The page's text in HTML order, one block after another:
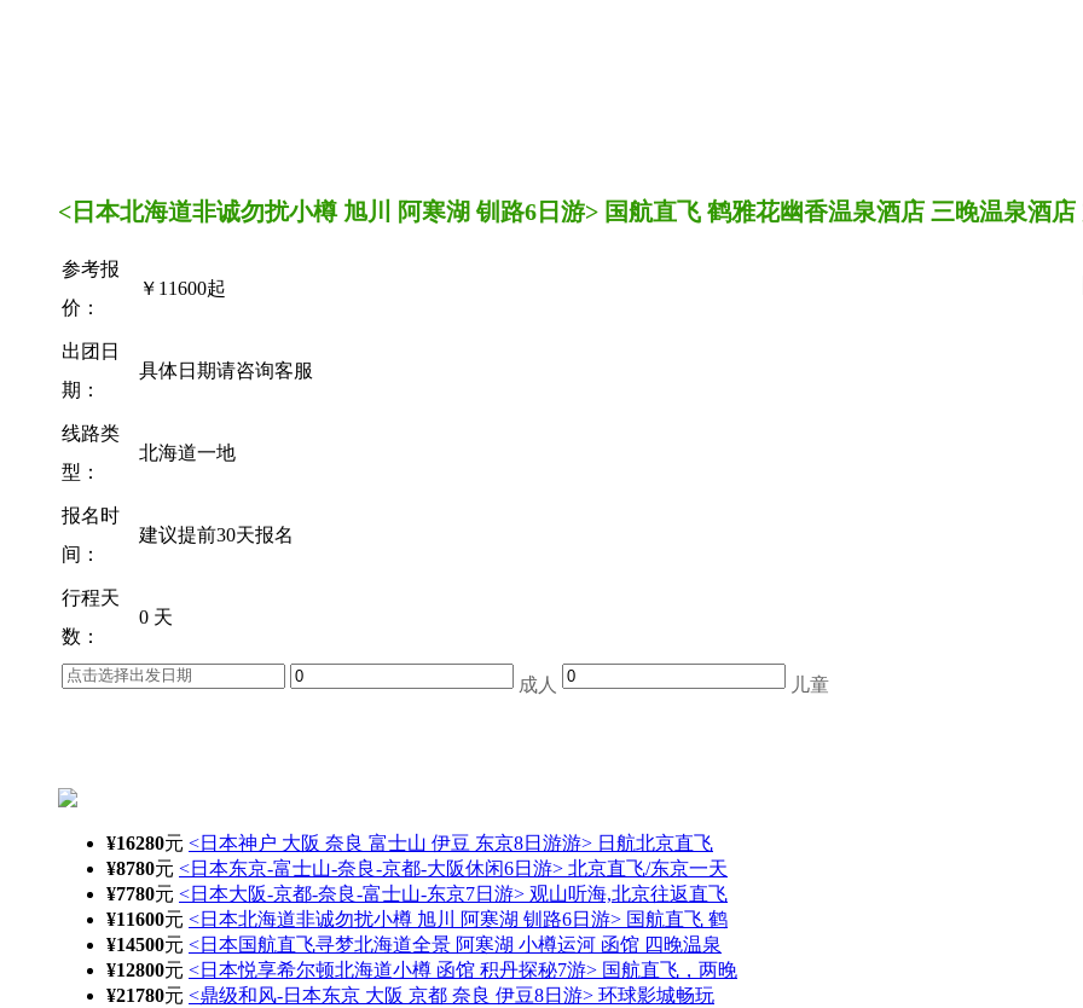
<日本北海道非诚勿扰小樽 旭川 阿寒湖 钏路6日游> 国航直飞 鹤雅花幽香温泉酒店 三晚温泉酒
参考报
价：
￥11600起
出团日
期：
具体日期请咨询客服
线路类
型：
北海道一地
报名时
间：
建议提前30天报名
行程天
数：
0 天
成人 儿童
¥16280元 <日本神户 大阪 奈良 富士山 伊豆 东京8日游游> 日航北京直飞
¥8780元 <日本东京-富士山-奈良-京都-大阪休闲6日游> 北京直飞/东京一天
¥7780元 <日本大阪-京都-奈良-富士山-东京7日游> 观山听海,北京往返直飞
¥11600元 <日本北海道非诚勿扰小樽 旭川 阿寒湖 钏路6日游> 国航直飞 鹤
¥14500元 <日本国航直飞寻梦北海道全景 阿寒湖 小樽运河 函馆 四晚温泉
¥12800元 <日本悦享希尔顿北海道小樽 函馆 积丹探秘7游> 国航直飞，两晚
¥21780元 <鼎级和风-日本东京 大阪 京都 奈良 伊豆8日游> 环球影城畅玩